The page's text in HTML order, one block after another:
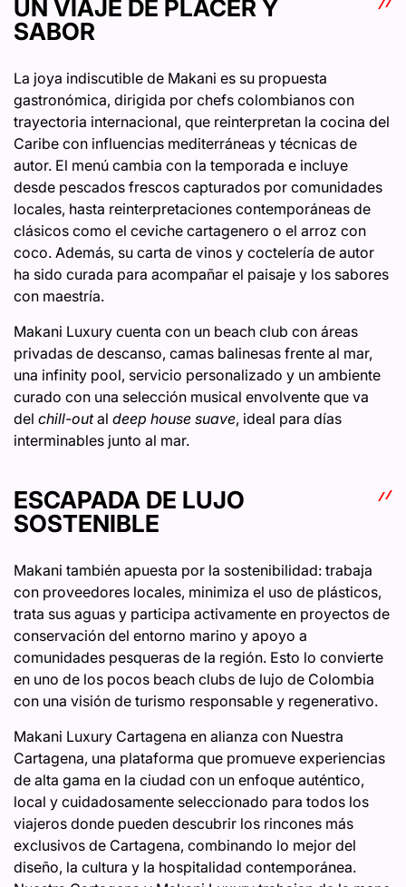
UN VIAJE DE PLACER Y
SABOR
La joya indiscutible de Makani es su propuesta
gastronómica, dirigida por chefs colombianos con
trayectoria internacional, que reinterpretan la cocina del
Caribe con influencias mediterráneas y técnicas de
autor. El menú cambia con la temporada e incluye
desde pescados frescos capturados por comunidades
locales, hasta reinterpretaciones contemporáneas de
clásicos como el ceviche cartagenero o el arroz con
coco. Además, su carta de vinos y coctelería de autor
ha sido curada para acompañar el paisaje y los sabores
con maestría.
Makani Luxury cuenta con un beach club con áreas
privadas de descanso, camas balinesas frente al mar,
una infinity pool, servicio personalizado y un ambiente
curado con una selección musical envolvente que va
del chill-outal deep house suave, ideal para días
interminables junto al mar.
ESCAPADA DE LUJO
SOSTENIBLE
Makani también apuesta por la sostenibilidad: trabaja
con proveedores locales, minimiza el uso de plásticos,
trata sus aguas y participa activamente en proyectos de
conservación del entorno marino y apoyo a
comunidades pesqueras de la región. Esto lo convierte
en uno de los pocos beach clubs de lujo de Colombia
con una visión de turismo responsable y regenerativo.
Makani Luxury Cartagena en alianza con Nuestra
Cartagena, una plataforma que promueve experiencias
de alta gama en la ciudad con un enfoque auténtico,
local y cuidadosamente seleccionado para todos los
viajeros donde pueden descubrir los rincones más
exclusivos de Cartagena, combinando lo mejor del
diseño, la cultura y la hospitalidad contemporánea.